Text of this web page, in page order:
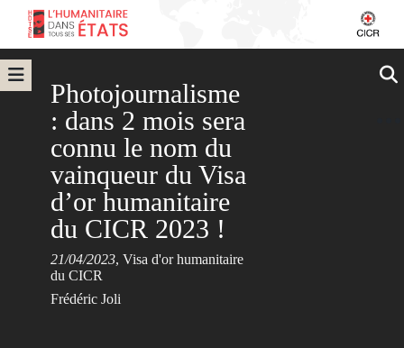
Photojournalisme
: dans 2 mois sera
connu le nom du
vainqueur du Visa
d’or humanitaire
du CICR 2023 !
21/04/2023, Visa d'or humanitaire
du CICR
Frédéric Joli